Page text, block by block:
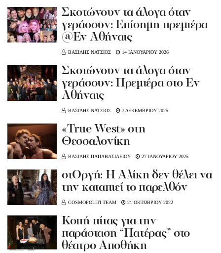
Σκοτώνουν τα άλογα όταν
γεράσουν: Επίσημη πρεμιέρα
@Εν Αθήναις
ΒΑΣΙΛΗΣ ΝΑΤΣΙΟΣ 14 ΙΑΝΟΥΑΡΙΟΥ 2026
Σκοτώνουν τα άλογα όταν
γεράσουν: Πρεμιέρα στο Εν
Αθήναις
ΒΑΣΙΛΗΣ ΝΑΤΣΙΟΣ 7 ΔΕΚΕΜΒΡΙΟΥ 2025
«True West» στη
Θεσσαλονίκη
ΒΑΣΙΛΗΣ ΠΑΠΑΒΑΣΙΛΕΙΟΥ 27 ΙΑΝΟΥΑΡΙΟΥ 2025
στΟργή: Η Αλίκη δεν θέλει να
την καταπιεί το παρελθόν
COSMOPOLITI TEAM 21 ΟΚΤΩΒΡΙΟΥ 2022
Κοπή πίτας για την
παράσταση “Πατέρας” στο
θέατρο Αποθήκη